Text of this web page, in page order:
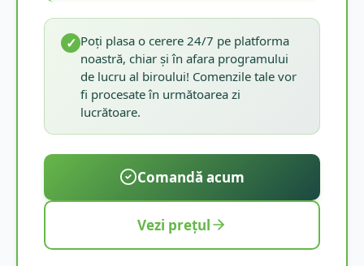
✓ Poți plasa o cerere 24/7 pe platforma
noastră, chiar și în afara programului
de lucru al biroului! Comenzile tale vor
fi procesate în următoarea zi
lucrătoare.
Comandă acum
Vezi prețul